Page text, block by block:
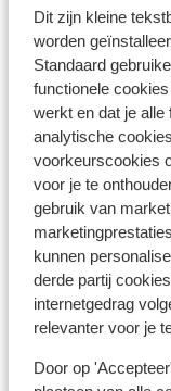
Dit zijn kleine
worden
Standaard
functionele
werkt en dat je alle
analytische
voorkeurscookies
voor je te
gebruik van
kunnen
derde partij
internetgedrag
relevanter voor je
Door op
In de buurt
Strand: 500 m
In het centrum
Centrum Santa
Luchthaven
Afstand tot
Afstand tot
Afstand tot
Afstand tot
Ook